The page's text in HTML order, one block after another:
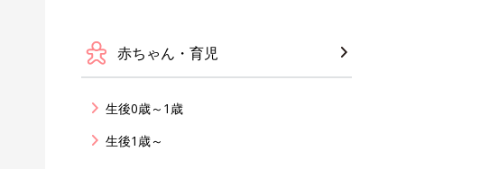
赤ちゃん・育児
生後0歳～1歳
生後1歳～